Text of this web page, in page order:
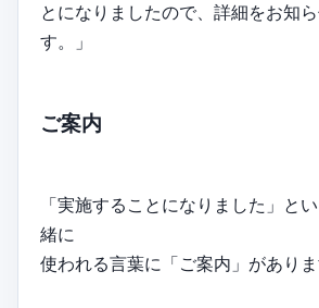
とになりましたので、詳細をお知
す。」
ご案内
「実施することになりました」と
緒に
使われる言葉に「ご案内」がありま